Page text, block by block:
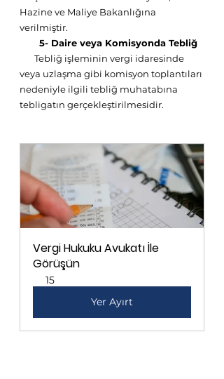
Hazine ve Maliye Bakanlığına
verilmiştir.
5- Daire veya Komisyonda Tebliğ
Tebliğ işleminin vergi idaresinde
veya uzlaşma gibi komisyon toplantıları
nedeniyle ilgili tebliğ muhatabına
tebligatın gerçekleştirilmesidir.
Vergi Hukuku Avukatı İle
Görüşün
15
Yer Ayırt